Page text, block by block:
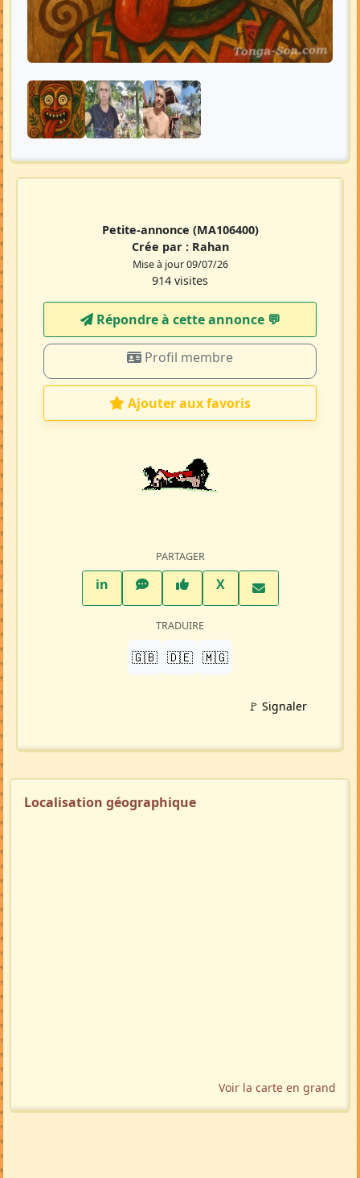
Petite-annonce (MA106400)
Crée par : Rahan
Mise à jour 09/07/26
914 visites
Répondre à cette annonce 💬​
Profil membre
Ajouter aux favoris
PARTAGER
inLinkedInWhatsAppFacebook
XTwitter X
TRADUIRE
🇬🇧 🇩🇪 🇲🇬
🚩 Signaler
Localisation géographique
Voir la carte en grand